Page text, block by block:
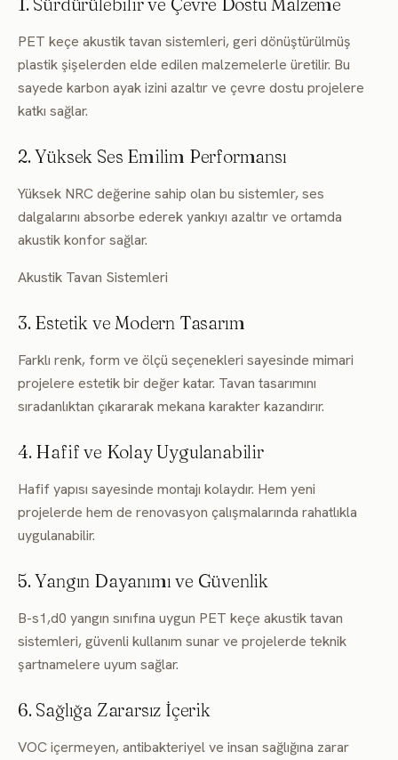
PET keçe akustik tavan sistemleri, geri dönüştürülmüş
plastik şişelerden elde edilen malzemelerle üretilir. Bu
sayede karbon ayak izini azaltır ve çevre dostu projelere
katkı sağlar.
2. Yüksek Ses Emilim Performansı
Yüksek NRC değerine sahip olan bu sistemler, ses
dalgalarını absorbe ederek yankıyı azaltır ve ortamda
akustik konfor sağlar.
Akustik Tavan Sistemleri
3. Estetik ve Modern Tasarım
Farklı renk, form ve ölçü seçenekleri sayesinde mimari
projelere estetik bir değer katar. Tavan tasarımını
sıradanlıktan çıkararak mekana karakter kazandırır.
4. Hafif ve Kolay Uygulanabilir
Hafif yapısı sayesinde montajı kolaydır. Hem yeni
projelerde hem de renovasyon çalışmalarında rahatlıkla
uygulanabilir.
5. Yangın Dayanımı ve Güvenlik
B-s1,d0 yangın sınıfına uygun PET keçe akustik tavan
sistemleri, güvenli kullanım sunar ve projelerde teknik
şartnamelere uyum sağlar.
6. Sağlığa Zararsız İçerik
VOC içermeyen, antibakteriyel ve insan sağlığına zarar